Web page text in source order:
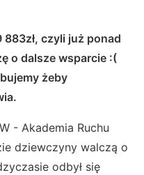
czyli już ponad
o dalsze wsparcie :(
żeby
- Akademia Ruchu
dziewczyny walczą o
odbył się